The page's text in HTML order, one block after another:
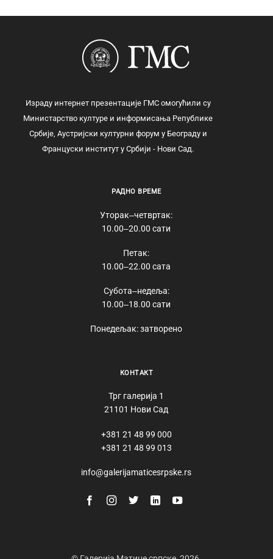
Израду интернет презентације ГМС омогућили су
Министарство културе и информисања Републике
Србије, Аустријски културни форум у Београду и
Француски институт у Србији - Нови Сад.
РАДНО ВРЕМЕ
Уторак‒четвртак:
10.00‒20.00 сати
Петак:
10.00‒22.00 сата
Субота‒недеља:
10.00‒18.00 сати
Понедељак: затворено
КОНТАКТ
Трг галерија 1
21101 Нови Сад
+381 21 48 99 000
+381 21 48 99 013
info@galerijamaticesrpske.rs